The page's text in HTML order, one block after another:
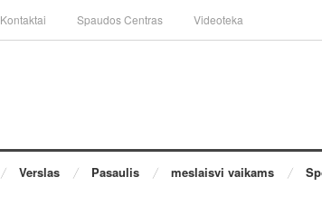
Kontaktai Spaudos Centras Videoteka
Verslas Pasaulis meslaisvi vaikams